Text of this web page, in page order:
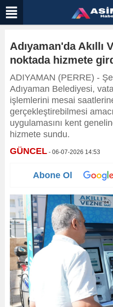
Adıyaman'da Akıllı
noktada hizmete
ADIYAMAN (PERRE) -
Adıyaman Belediyesi,
işlemlerini mesai
gerçekleştirebilmesi
uygulamasını kent
hizmete sundu.
GÜNCEL - 06-07-2026 14:53
Abone Ol